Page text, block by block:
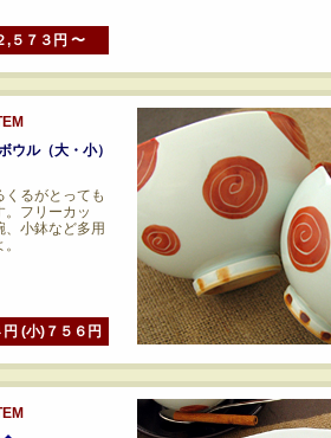
５７３円 〜
ウル（大・小）
くるがとっても
。フリーカッ
、小鉢など多用
(小)７５６円